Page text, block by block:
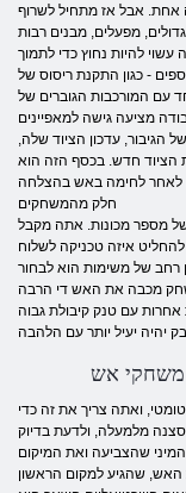
אחת. אבל אז מתחיל לשרוף
מפעלים, מבנים רבות
עשוי להיות נחוץ כדי לתמוך
- כגון התקנת ריסוס של
עם המורכבות הגוברים של
מציעה גישה למאפיינים
הגיבור, עדכון הציוד שלה,
הציוד חדש. בכסף הזה הוא
חלק מהמשחקים
של מספר מכונות. אתה מקבל
איזה טכניקה לשלוח
רחב של משימות הוא לבחור
מכבה את האש די הרבה
עם טנק קיבולת גבוה
משחקי אש
ואתה צריך את זה כדי
מלמעלה, ולדעת בדיוק
שהצביעה ואת המיקום
שהגיע למקום הראשון